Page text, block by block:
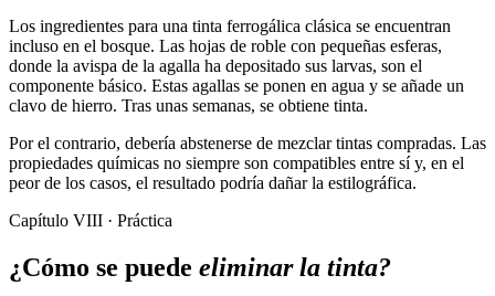
Los ingredientes para una tinta ferrogálica clásica se encuentran
incluso en el bosque. Las hojas de roble con pequeñas esferas,
donde la avispa de la agalla ha depositado sus larvas, son el
componente básico. Estas agallas se ponen en agua y se añade un
clavo de hierro. Tras unas semanas, se obtiene tinta.
Por el contrario, debería abstenerse de mezclar tintas compradas. Las
propiedades químicas no siempre son compatibles entre sí y, en el
peor de los casos, el resultado podría dañar la estilográfica.
Capítulo VIII · Práctica
¿Cómo se puede eliminar la tinta?